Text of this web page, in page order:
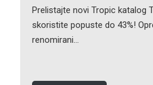
Prelistajte novi Tropic katalog
skoristite popuste do 43%!
renomirani…